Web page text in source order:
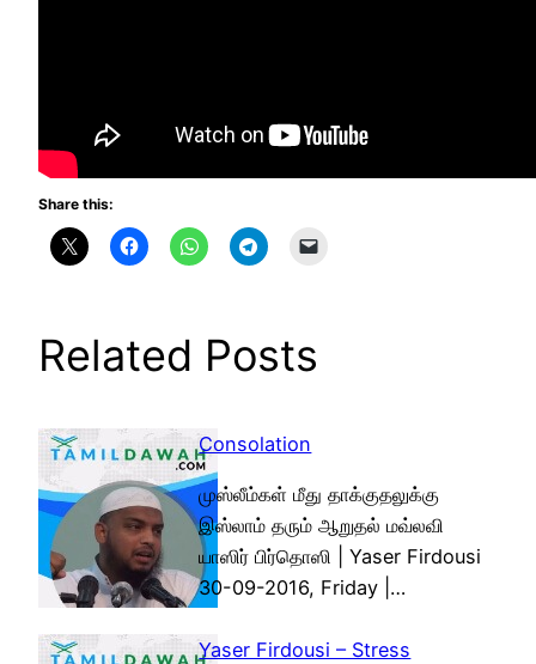
Share this:
Related Posts
Consolation
முஸ்லீம்கள் மீது தாக்குதலுக்கு
இஸ்லாம் தரும் ஆறுதல் மவ்லவி
யாஸிர் பிர்தொஸி | Yaser Firdousi
30-09-2016, Friday |…
Yaser Firdousi – Stress